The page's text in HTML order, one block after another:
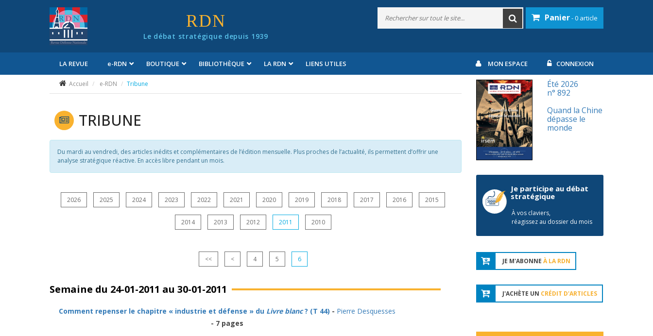
RDN
Le débat stratégique depuis 1939
Panier- 0 article
LA REVUE e-RDN BOUTIQUE BIBLIOTHÈQUE LA RDN LIENS UTILES MON ESPACE CONNEXION
Accueil e-RDN Tribune
TRIBUNE
Du mardi au vendredi, des articles inédits et complémentaires de l’édition mensuelle. Plus proches de l’actualité, ils permettent d’offrir une
analyse stratégique réactive. En accès libre pendant un mois.
2026 2025 2024 2023 2022 2021 2020 2019 2018 2017 2016 2015
2014 2013 2012 2011 2010
<< < 4 5 6
Semaine du 24-01-2011 au 30-01-2011
Comment repenser le chapitre « industrie et défense » du Livre blanc? (T 44) - Pierre Desquesses
- 7 pages
Été 2026
n° 892
Quand la Chine
dépasse le
monde
Je participe au débat
stratégique
À vos claviers,
réagissez au dossier du mois
JE M'ABONNE À LA RDN
J'ACHÈTE UN CRÉDIT D'ARTICLES